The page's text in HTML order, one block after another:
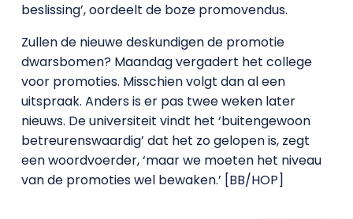
beslissing’, oordeelt de boze promovendus.
Zullen de nieuwe deskundigen de promotie
dwarsbomen? Maandag vergadert het college
voor promoties. Misschien volgt dan al een
uitspraak. Anders is er pas twee weken later
nieuws. De universiteit vindt het ‘buitengewoon
betreurenswaardig’ dat het zo gelopen is, zegt
een woordvoerder, ‘maar we moeten het niveau
van de promoties wel bewaken.’ [BB/HOP]